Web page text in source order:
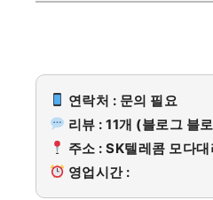
연락처 : 문의 필요
리뷰 : 11개 (블로그 블
주소 : SK텔레콤 모다
영업시간 :